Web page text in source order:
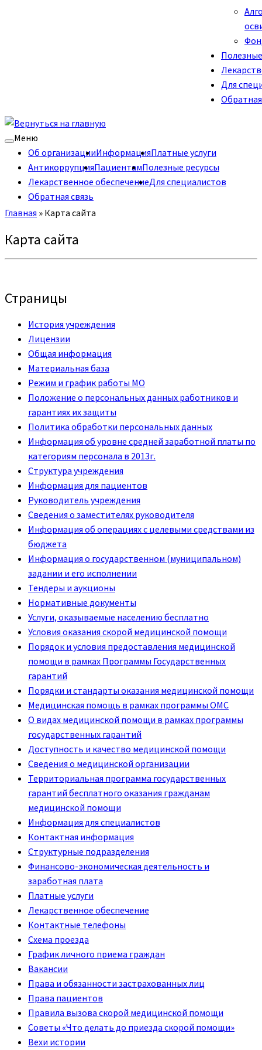
Для
Меню
Об организацииИнформацияПлатные услуги
АнтикоррупцияПациентамПолезные ресурсы
Лекарственное обеспечениеДля специалистов
Обратная связь
Главная » Карта сайта
Карта сайта
Страницы
История учреждения
Лицензии
Общая информация
Материальная база
Режим и график работы МО
Положение о персональных данных работников и
гарантиях их защиты
Политика обработки персональных данных
Информация об уровне средней заработной платы по
категориям персонала в 2013г.
Структура учреждения
Информация для пациентов
Руководитель учреждения
Сведения о заместителях руководителя
Информация об операциях с целевыми средствами из
бюджета
Информация о государственном (муниципальном)
задании и его исполнении
Тендеры и аукционы
Нормативные документы
Услуги, оказываемые населению бесплатно
Условия оказания скорой медицинской помощи
Порядок и условия предоставления медицинской
помощи в рамках Программы Государственных
гарантий
Порядки и стандарты оказания медицинской помощи
Медицинская помощь в рамках программы ОМС
О видах медицинской помощи в рамках программы
государственных гарантий
Доступность и качество медицинской помощи
Сведения о медицинской организации
Территориальная программа государственных
гарантий бесплатного оказания гражданам
медицинской помощи
Информация для специалистов
Контактная информация
Структурные подразделения
Финансово-экономическая деятельность и
заработная плата
Платные услуги
Лекарственное обеспечение
Контактные телефоны
Схема проезда
График личного приема граждан
Вакансии
Права и обязанности застрахованных лиц
Права пациентов
Правила вызова скорой медицинской помощи
Советы «Что делать до приезда скорой помощи»
Вехи истории